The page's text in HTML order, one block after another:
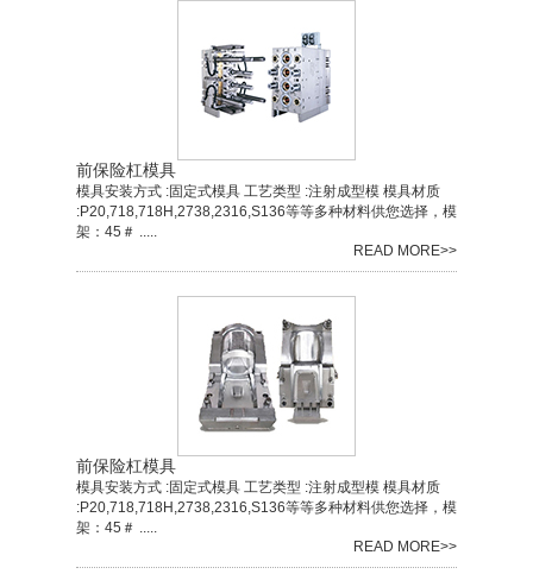
前保险杠模具
模具安装方式 :固定式模具 工艺类型 :注射成型模 模具材质
:P20,718,718H,2738,2316,S136等等多种材料供您选择，模
架：45＃ .....
READ MORE>>
前保险杠模具
模具安装方式 :固定式模具 工艺类型 :注射成型模 模具材质
:P20,718,718H,2738,2316,S136等等多种材料供您选择，模
架：45＃ .....
READ MORE>>